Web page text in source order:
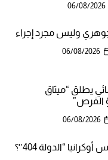
06/08/2026
وليس مجرد إجراء
06/08/2026
يطلق “ميثاق
الفرص”
06/08/2026
“الدولة 404″؟